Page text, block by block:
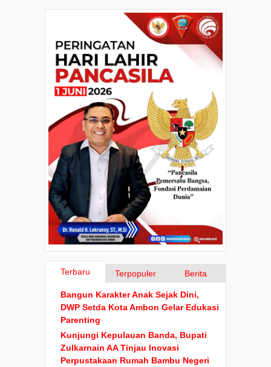
Terbaru Terpopuler Berita
Bangun Karakter Anak Sejak Dini,
DWP Setda Kota Ambon Gelar Edukasi
Parenting
Kunjungi Kepulauan Banda, Bupati
Zulkarnain AA Tinjau Inovasi
Perpustakaan Rumah Bambu Negeri